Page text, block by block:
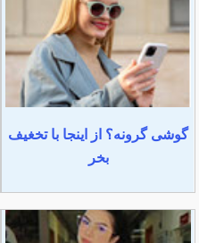
گوشی گرونه؟ از اینجا با تخغیف
بخر